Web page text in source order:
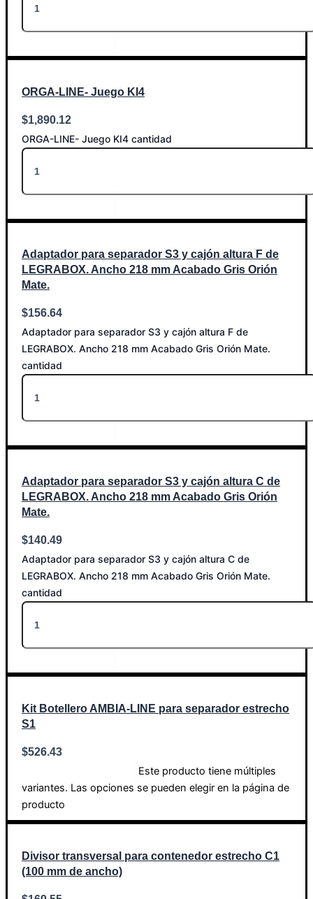
ORGA-LINE- Juego KI4
$1,890.12
ORGA-LINE- Juego KI4 cantidad
Adaptador para separador S3 y cajón altura F de
LEGRABOX. Ancho 218 mm Acabado Gris Orión
Mate.
$156.64
Adaptador para separador S3 y cajón altura F de
LEGRABOX. Ancho 218 mm Acabado Gris Orión Mate.
cantidad
Adaptador para separador S3 y cajón altura C de
LEGRABOX. Ancho 218 mm Acabado Gris Orión
Mate.
$140.49
Adaptador para separador S3 y cajón altura C de
LEGRABOX. Ancho 218 mm Acabado Gris Orión Mate.
cantidad
Kit Botellero AMBIA-LINE para separador estrecho
S1
$526.43
Este producto tiene múltiples
variantes. Las opciones se pueden elegir en la página de
producto
Divisor transversal para contenedor estrecho C1
(100 mm de ancho)